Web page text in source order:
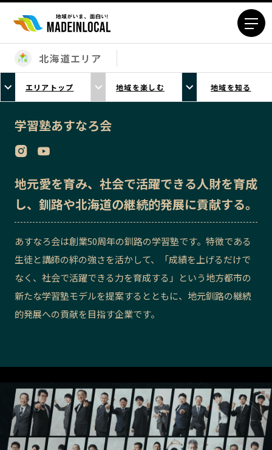
エリアから探す
北海道エリア
青森エリア
岩手エリア
福島エリア
埼玉エリア
千葉エリア
東京23区エリア
多摩エリア
富山エリア
石川エリア
福井エリア
山梨エリア
河内エリア
兵庫エリア
奈良エリア
和歌山エリア
鳥取エリア
島根エリア
岡山エリア
広島エリア
北海道エリア
エリアトップ 地域を楽しむ 地域を知る
学習塾あすなろ会
地元愛を育み、社会で活躍できる人財を育成
し、釧路や北海道の継続的発展に貢献する。
あすなろ会は創業50周年の釧路の学習塾です。特徴である
生徒と講師の絆の強さを活かして、「成績を上げるだけで
なく、社会で活躍できる力を育成する」という地方都市の
新たな学習塾モデルを提案するとともに、地元釧路の継続
的発展への貢献を目指す企業です。